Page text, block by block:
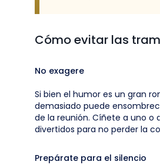
Cómo evitar las
No exagere
Si bien el humor es un gran
demasiado puede
de la reunión. Cíñete a uno o
divertidos para no perder la
Prepárate para el silencio